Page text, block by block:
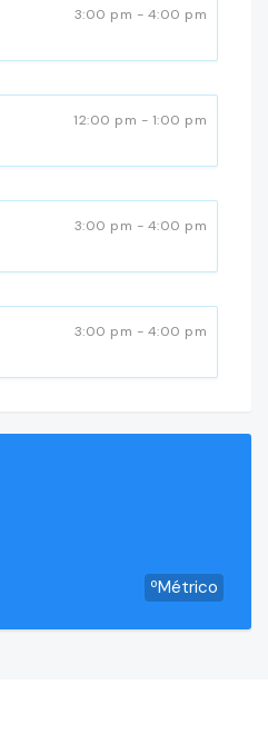
3:00 pm - 4:00 pm
3:00 pm - 4:00 pm
12:00 pm - 1:00 pm
3:00 pm - 4:00 pm
ºMétrico